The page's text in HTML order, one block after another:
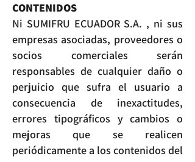
CONTENIDOS
Ni SUMIFRU ECUADOR S.A. , ni sus
empresas asociadas, proveedores o
socios comerciales serán
responsables de cualquier daño o
perjuicio que sufra el usuario a
consecuencia de inexactitudes,
errores tipográficos y cambios o
mejoras que se realicen
periódicamente a los contenidos del